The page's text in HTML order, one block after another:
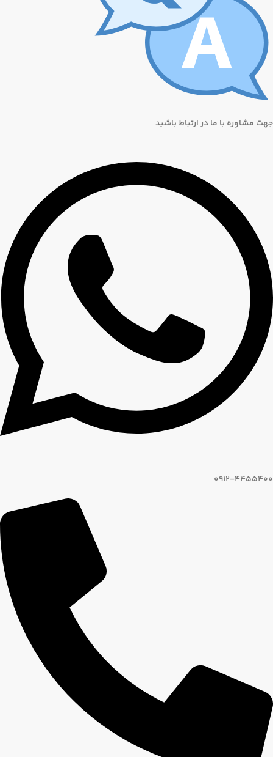
جهت مشاوره با ما در ارتباط باشید
0912-4455400